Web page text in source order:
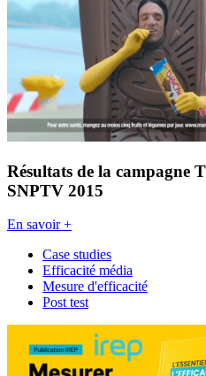
Résultats de la campagne
SNPTV 2015
En savoir +
Case studies
Efficacité média
Mesure d'efficacité
Post test